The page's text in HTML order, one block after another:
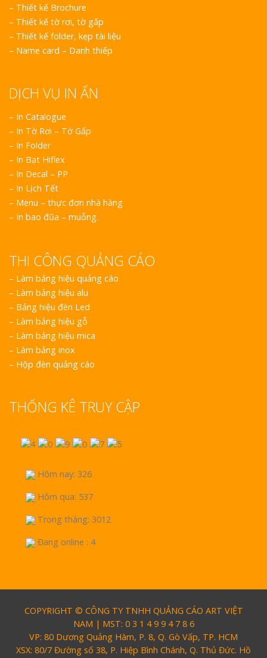
– Thiết kế Brochure
– Thiết kế tờ rơi, tờ gấp
– Thiết kế folder, kẹp tài liệu
– Name card – Danh thiếp
DỊCH VỤ IN ẤN
– In Catalogue
– In Tờ Rơi – Tờ Gấp
– In Folder
– In Bạt Hiflex
– In Decal – PP
– In Lịch Tết
– Menu – thực đơn nhà hàng
– In bao đũa – muỗng.
THI CÔNG QUẢNG CÁO
– Làm bảng hiệu quảng cáo
– Làm bảng hiệu alu
– Bảng hiệu đèn Led
– Làm bảng hiệu gỗ
– Làm bảng hiệu mica
– Làm bảng inox
– Hộp đèn quảng cáo
THỐNG KÊ TRUY CẬP
Hôm nay: 326
Hôm qua: 537
Trong tháng: 3012
Đang online : 4
COPYRIGHT © CÔNG TY TNHH QUẢNG CÁO ART VIỆT
NAM | MST: 0 3 1 4 9 9 4 7 8 6
VP: 80 Dương Quảng Hàm, P. 8, Q. Gò Vấp, TP. HCM
XSX: 80/7 Đường số 38, P. Hiệp Bình Chánh, Q. Thủ Đức. Hồ